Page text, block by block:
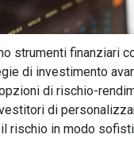
strumenti finanziari
di investimento
di rischio-
di
rischio in modo